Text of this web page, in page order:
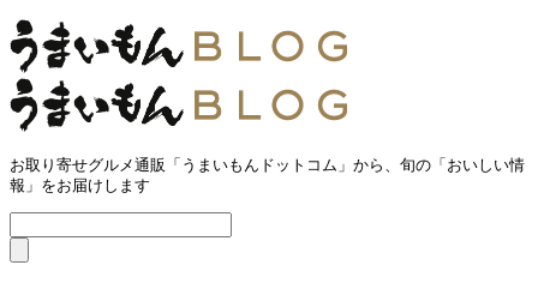
お取り寄せグルメ通販「うまいもんドットコム」から、旬の「おいしい情
報」をお届けします